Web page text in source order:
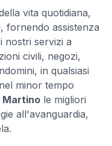
vita quotidiana,
, fornendo assistenza
nostri servizi a
civili, negozi,
in qualsiasi
minor tempo
Martino le migliori
all'avanguardia,